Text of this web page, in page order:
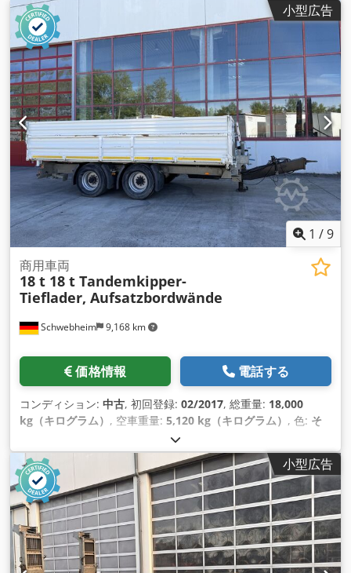
小型広告
1 /9
Schwebheim 9,168 km
商用車両
18 t 18 t Tandemkipper-
Tieflader, Aufsatzbordwände
価格情報 電話する
コンディション: 中古, 初回登録: 02/2017, 総重量: 18,000
kg（キログラム） , 空車重量: 5,120 kg（キログラム） , 色: そ
, 変速方式:
最大積載重量:12,880 kg（キログラム）, サスペンション:その
他, 荷室長: , 荷室幅:2,420 mm, タイヤサイズ:
435/50R19,5 160J, フロントタイヤサイズ:435/50R19,5 160J
後輪タイヤサイズ: 435/50R19,5 160J , 運転席:その他, 装備:
ABS（アンチロック・ブレーキ・システム）, 圧縮空気ブレー
キ,
小型広告